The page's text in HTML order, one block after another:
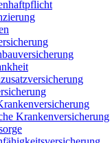
Krankenversicherung